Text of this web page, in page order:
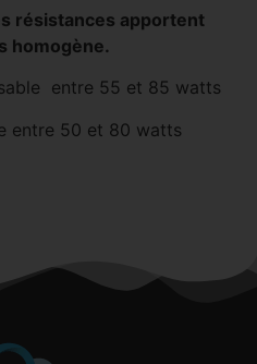
résistances apportent
homogène.
entre 55 et 85 watts
entre 50 et 80 watts